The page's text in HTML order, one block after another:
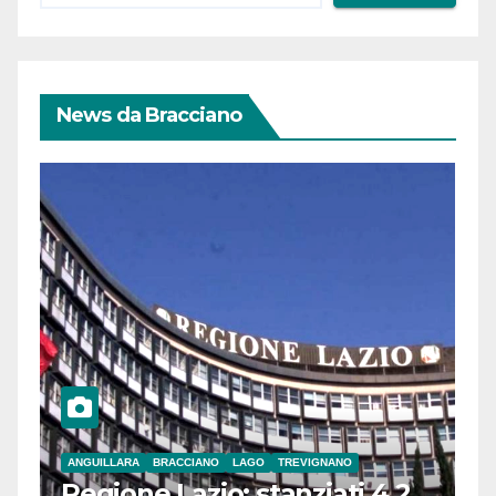
News da Bracciano
ANGUILLARA BRACCIANO LAGO TREVIGNANO